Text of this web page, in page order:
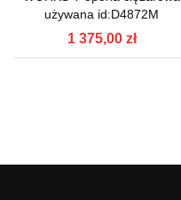
używana id:D4872M
1 375,00 zł